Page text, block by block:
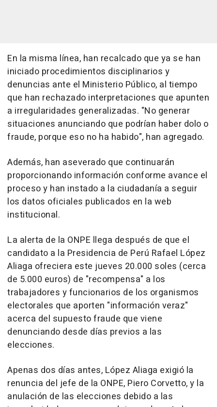
En la misma línea, han recalcado que ya se han
iniciado procedimientos disciplinarios y
denuncias ante el Ministerio Público, al tiempo
que han rechazado interpretaciones que apunten
a irregularidades generalizadas. "No generar
situaciones anunciando que podrían haber dolo o
fraude, porque eso no ha habido", han agregado.
Además, han aseverado que continuarán
proporcionando información conforme avance el
proceso y han instado a la ciudadanía a seguir
los datos oficiales publicados en la web
institucional.
La alerta de la ONPE llega después de que el
candidato a la Presidencia de Perú Rafael López
Aliaga ofreciera este jueves 20.000 soles (cerca
de 5.000 euros) de "recompensa" a los
trabajadores y funcionarios de los organismos
electorales que aporten "información veraz"
acerca del supuesto fraude que viene
denunciando desde días previos a las
elecciones.
Apenas dos días antes, López Aliaga exigió la
renuncia del jefe de la ONPE, Piero Corvetto, y la
anulación de las elecciones debido a las